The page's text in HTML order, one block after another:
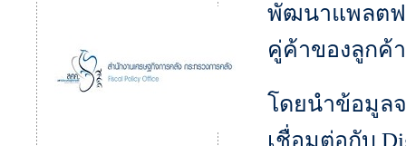
พัฒนาแพลตฟ
คู่ค้าของลูกค้า
โดยนำข้อมูล
เชื่อมต่อกับ